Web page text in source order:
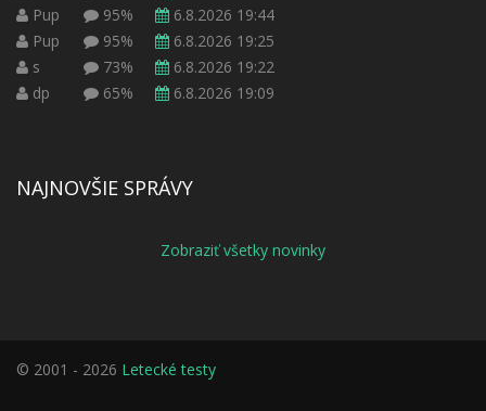
Pup
95%
6.8.2026 19:44
Pup
95%
6.8.2026 19:25
s
73%
6.8.2026 19:22
dp
65% 6.8.2026 19:09
NAJNOVŠIE SPRÁVY
Zobraziť všetky novinky
© 2001 - 2026 Letecké testy